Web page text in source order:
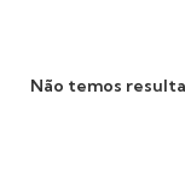
Não temos